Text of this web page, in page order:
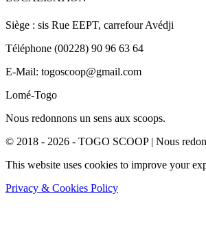
Siège : sis Rue EEPT, carrefour Avédji
Téléphone (00228) 90 96 63 64
E-Mail: togoscoop@gmail.com
Lomé-Togo
Nous redonnons un sens aux scoops.
© 2018 - 2026 - TOGO SCOOP | Nous
This website uses cookies to improve your
Privacy & Cookies Policy